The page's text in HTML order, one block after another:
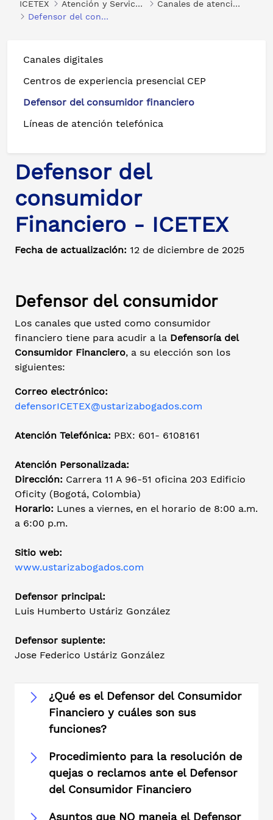
ICETEX Atención y Servicios a la Ciudadanía
Canales de atención
Defensor del consumidor financiero
Canales digitales
Centros de experiencia presencial CEP
Defensor del consumidor financiero
Líneas de atención telefónica
Defensor del
consumidor
Financiero - ICETEX
Fecha de actualización: 12 de diciembre de 2025
Defensor del consumidor
Los canales que usted como consumidor
financiero tiene para acudir a la Defensoría del
Consumidor Financiero, a su elección son los
siguientes:
Correo electrónico:
defensorICETEX@ustarizabogados.com
Atención Telefónica: PBX: 601- 6108161
Atención Personalizada:
Dirección: Carrera 11 A 96-51 oficina 203 Edificio
Oficity (Bogotá, Colombia)
Horario: Lunes a viernes, en el horario de 8:00 a.m.
a 6:00 p.m.
Sitio web:
www.ustarizabogados.com
Defensor principal:
Luis Humberto Ustáriz González
Defensor suplente:
Jose Federico Ustáriz González
¿Qué es el Defensor del Consumidor
Financiero y cuáles son sus
funciones?
Procedimiento para la resolución de
quejas o reclamos ante el Defensor
del Consumidor Financiero
Asuntos que NO maneja el Defensor